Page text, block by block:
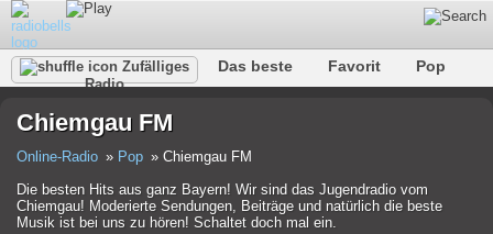
Zufälliges
Radio
Das beste Favorit
Pop
Rap
Trans Falk
Chiemgau FM
Online-Radio Pop
Chiemgau FM
Die besten Hits aus ganz Bayern! Wir sind das Jugendradio vom
Chiemgau! Moderierte Sendungen, Beiträge und natürlich die beste
Musik ist bei uns zu hören! Schaltet doch mal ein.